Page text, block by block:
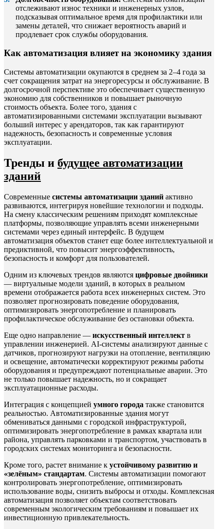
отслеживают износ техники и инженерных узлов,
подсказывая оптимальное время для профилактики или
замены деталей, что снижает вероятность аварий и
продлевает срок службы оборудования.
Как автоматизация влияет на экономику здания
Системы автоматизации окупаются в среднем за 2–4 года за
счет сокращения затрат на энергоресурсы и обслуживание. В
долгосрочной перспективе это обеспечивает существенную
экономию для собственников и повышает рыночную
стоимость объекта. Более того, здания с
автоматизированными системами эксплуатации вызывают
больший интерес у арендаторов, так как гарантируют
надежность, безопасность и современные условия
эксплуатации.
Тренды и будущее автоматизации
зданий
Современные системы автоматизации зданий активно
развиваются, интегрируя новейшие технологии и подходы.
На смену классическим решениям приходят комплексные
платформы, позволяющие управлять всеми инженерными
системами через единый интерфейс. В будущем
автоматизация объектов станет еще более интеллектуальной и
предиктивной, что повысит энергоэффективность,
безопасность и комфорт для пользователей.
Одним из ключевых трендов являются цифровые двойники
— виртуальные модели зданий, в которых в реальном
времени отображается работа всех инженерных систем. Это
позволяет прогнозировать поведение оборудования,
оптимизировать энергопотребление и планировать
профилактическое обслуживание без остановки объекта.
Еще одно направление — искусственный интеллект в
управлении инженерией. AI-системы анализируют данные с
датчиков, прогнозируют нагрузки на отопление, вентиляцию
и освещение, автоматически корректируют режимы работы
оборудования и предупреждают потенциальные аварии. Это
не только повышает надежность, но и сокращает
эксплуатационные расходы.
Интеграция с концепцией умного города также становится
реальностью. Автоматизированные здания могут
обмениваться данными с городской инфраструктурой,
оптимизировать энергопотребление в рамках квартала или
района, управлять парковками и транспортом, участвовать в
городских системах мониторинга и безопасности.
Кроме того, растет внимание к устойчивому развитию и
«зелёным» стандартам. Системы автоматизации помогают
контролировать энергопотребление, оптимизировать
использование воды, снизить выбросы и отходы. Комплексная
автоматизация позволяет объектам соответствовать
современным экологическим требованиям и повышает их
инвестиционную привлекательность.